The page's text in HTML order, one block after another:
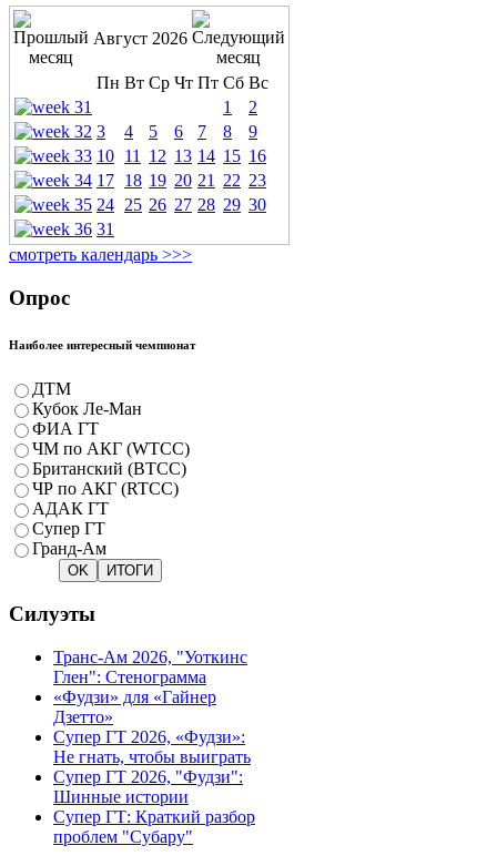
Август 2026
Пн Вт Ср Чт Пт Сб Вс
1
2
3
4 5 6 7 8
9
10 11 12 13 14 15 16
17 18 19 20 21 22 23
24 25 26 27 28 29 30
31
смотреть календарь >>>
Опрос
Наиболее интересный чемпионат
ДТМ
Кубок Ле-Ман
ФИА ГТ
ЧМ по АКГ (WTCC)
Британский (BTCC)
ЧР по АКГ (RTCC)
АДАК ГТ
Супер ГТ
Гранд-Ам
Силуэты
Транс-Ам 2026, "Уоткинс
Глен": Стенограмма
«Фудзи» для «Гайнер
Дзетто»
Супер ГТ 2026, «Фудзи»:
Не гнать, чтобы выиграть
Супер ГТ 2026, "Фудзи":
Шинные истории
Супер ГТ: Краткий разбор
проблем "Субару"